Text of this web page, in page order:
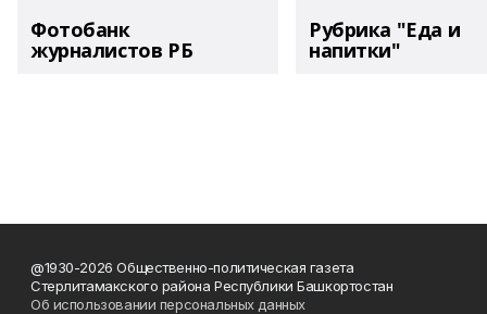
Фотобанк
журналистов РБ
Рубрика "Еда и
напитки"
@1930-2026 Общественно-политическая газета
Стерлитамакского района Республики Башкортостан
Об использовании персональных данных